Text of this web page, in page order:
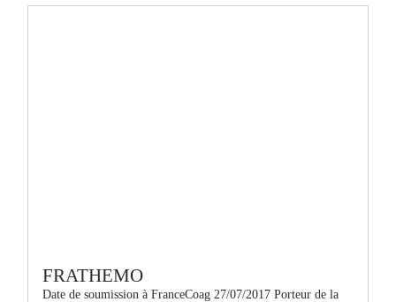
FRATHEMO
Date de soumission à FranceCoag 27/07/2017 Porteur de la